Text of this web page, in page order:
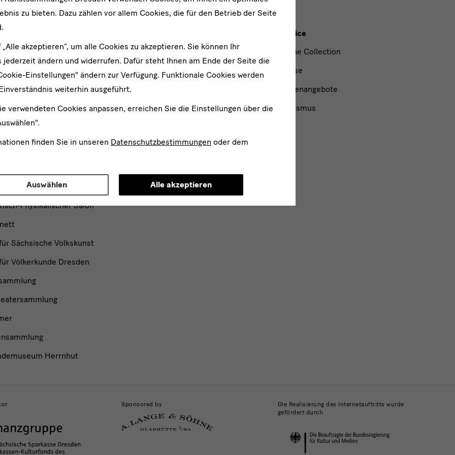
zu bieten. Dazu zählen vor allem Cookies, die für den Betrieb der Seite
akzeptieren“, um alle Cookies zu akzeptieren. Sie können Ihr
jederzeit ändern und widerrufen. Dafür steht Ihnen am Ende der Seite die
Einstellungen" ändern zur Verfügung. Funktionale Cookies werden
weiterhin ausgeführt.
verwendeten Cookies anpassen, erreichen Sie die Einstellungen über die
finden Sie in unseren Datenschutzbestimmungen oder dem
Auswählen Alle akzeptieren
Avantgarden — Egidio
für Völkerkunde
Kabinett
Physikalischer Salon
Sächsische Volkskunst
Völkerkunde Dresden
Herrnhut
Gerhard Richter Archiv
Kunstbibliothek und SKD-Archiv
Kunstfonds
Sächsische Landesstelle für
Schenkung Sammlung Hoffmann
Service
Online Collection
Presse
Stellenangebote
Tourismus
Sponsored by
Die Realisierung des Internetauftritts wurde
gefördert durch